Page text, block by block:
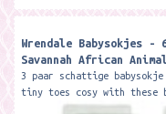
Wrendale Babysokjes
Savannah African
3 paar schattige
tiny toes cosy with these